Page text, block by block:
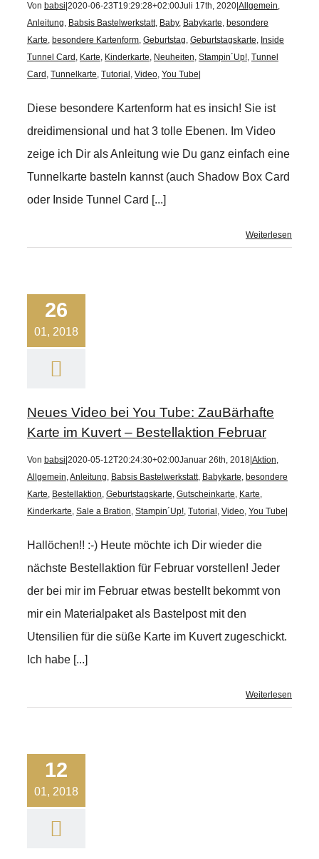
Von babsi 2020-06-23T19:29:28+02:00Juli 17th, 2020 Allgemein,
Anleitung, Babsis Bastelwerkstatt, Baby, Babykarte, besondere
Karte, besondere Kartenform, Geburtstag, Geburtstagskarte, Inside
Tunnel Card , Karte, Kinderkarte, Neuheiten, Stampin´Up!, Tunnel
Card , Tunnelkarte, Tutorial , Video, You Tube
Diese besondere Kartenform hat es insich! Sie ist
dreidimensional und hat 3 tolle Ebenen. Im Video
zeige ich Dir als Anleitung wie Du ganz einfach eine
Tunnelkarte basteln kannst (auch Shadow Box Card
oder Inside Tunnel Card [...]
Weiterlesen
26
01, 2018
Neues Video bei You Tube: ZauBärhafte
Karte im Kuvert – Bestellaktion Februar
Von babsi 2020-05-12T20:24:30+02:00Januar 26th, 2018 Aktion,
Allgemein,Anleitung, Babsis Bastelwerkstatt, Babykarte, besondere
Karte, Bestellaktion, Geburtstagskarte, Gutscheinkarte, Karte,
Kinderkarte, Sale a Bration, Stampin´Up!, Tutorial , Video, You Tube
Hallöchen!! :-) Heute möchte ich Dir wieder die
nächste Bestellaktion für Februar vorstellen! Jeder
der bei mir im Februar etwas bestellt bekommt von
mir ein Materialpaket als Bastelpost mit den
Utensilien für die süße Karte im Kuvert zugeschickt.
Ich habe [...]
Weiterlesen
12
01, 2018